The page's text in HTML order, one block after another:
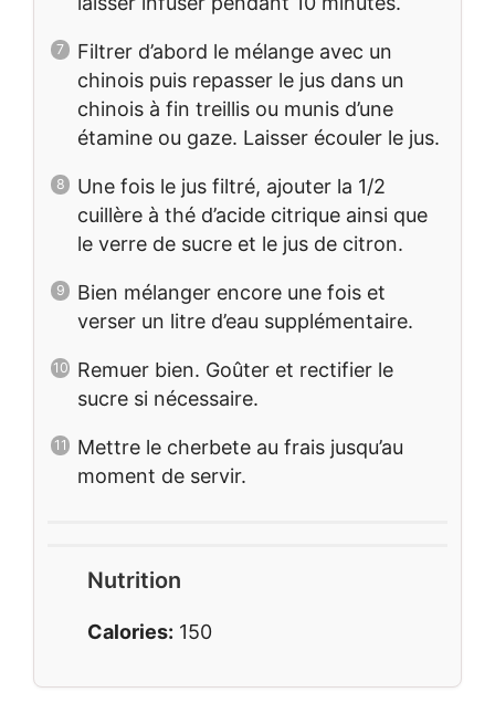
Filtrer d’abord le mélange avec un
chinois puis repasser le jus dans un
chinois à fin treillis ou munis d’une
étamine ou gaze. Laisser écouler le jus.
Une fois le jus filtré, ajouter la 1/2
cuillère à thé d’acide citrique ainsi que
le verre de sucre et le jus de citron.
Bien mélanger encore une fois et
verser un litre d’eau supplémentaire.
Remuer bien. Goûter et rectifier le
sucre si nécessaire.
Mettre le cherbete au frais jusqu’au
moment de servir.
Nutrition
Calories: 150